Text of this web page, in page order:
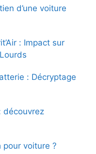
d’une voiture
: Impact sur
: Décryptage
découvrez
pour voiture ?